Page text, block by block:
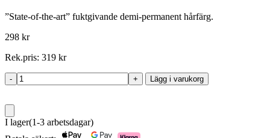
”State-of-the-art” fuktgivande demi-permanent hårfärg.
298 kr
Rek.pris: 319 kr
-
Igora
8-
11
mängd
+ Lägg i varukorg
I lager(1-3 arbetsdagar)